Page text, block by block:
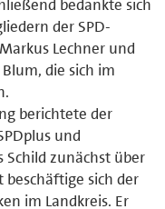
bedankte sich
der SPD-
Lechner und
die sich im
berichtete der
und
Schild zunächst über
beschäftige sich der
im Landkreis. Er